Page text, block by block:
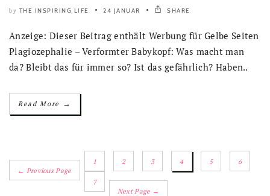
by THE INSPIRING LIFE 24 JANUAR SHARE
Anzeige: Dieser Beitrag enthält Werbung für Gelbe Seiten
Plagiozephalie – Verformter Babykopf: Was macht man
da? Bleibt das für immer so? Ist das gefährlich? Haben..
Read More →
← Previous Page
1 2 3 4 5 6
7
Next Page →